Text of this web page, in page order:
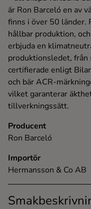
är Ron Barceló en av
finns i över 50 länder.
hållbar produktion,
erbjuda en
produktionsledet,
certifierade enligt
och bär ACR-
vilket garanterar
tillverkningssätt.
Producent
Ron Barceló
Importör
Hermansson & Co AB